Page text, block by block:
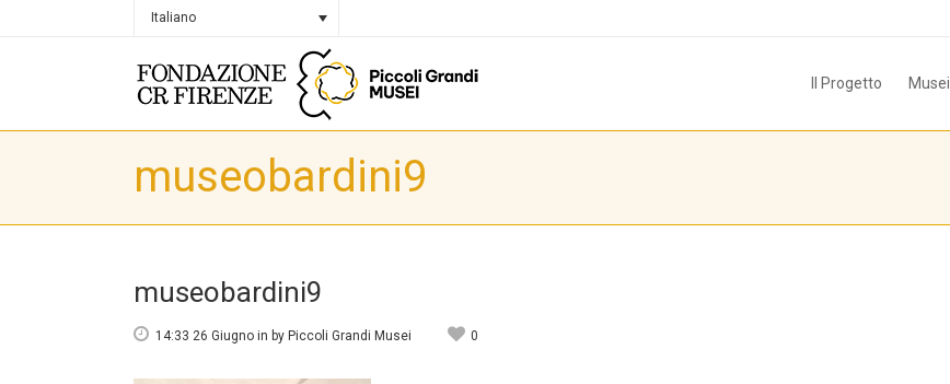
Italiano
Il Progetto Musei
museobardini9
museobardini9
14:33 26 Giugno in by Piccoli Grandi Musei 0